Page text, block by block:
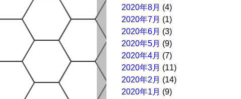
2020年8月 (4)
2020年7月 (1)
2020年6月 (3)
2020年5月 (9)
2020年4月 (7)
2020年3月 (11)
2020年2月 (14)
2020年1月 (9)